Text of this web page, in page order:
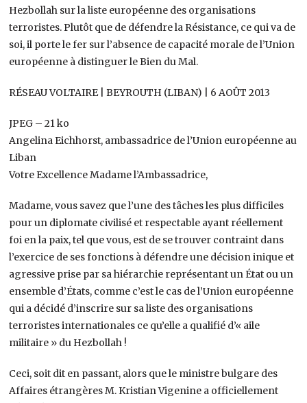
Hezbollah sur la liste européenne des organisations
terroristes. Plutôt que de défendre la Résistance, ce qui va de
soi, il porte le fer sur l’absence de capacité morale de l’Union
européenne à distinguer le Bien du Mal.
RÉSEAU VOLTAIRE | BEYROUTH (LIBAN) | 6 AOÛT 2013
JPEG – 21 ko
Angelina Eichhorst, ambassadrice de l’Union européenne au
Liban
Votre Excellence Madame l’Ambassadrice,
Madame, vous savez que l’une des tâches les plus difficiles
pour un diplomate civilisé et respectable ayant réellement
foi en la paix, tel que vous, est de se trouver contraint dans
l’exercice de ses fonctions à défendre une décision inique et
agressive prise par sa hiérarchie représentant un État ou un
ensemble d’États, comme c’est le cas de l’Union européenne
qui a décidé d’inscrire sur sa liste des organisations
terroristes internationales ce qu’elle a qualifié d’« aile
militaire » du Hezbollah !
Ceci, soit dit en passant, alors que le ministre bulgare des
Affaires étrangères M. Kristian Vigenine a officiellement